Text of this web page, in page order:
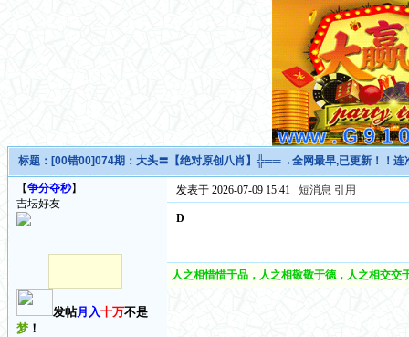
标题： [00错00]074期：大头〓【绝对原创八肖】╬══→全网最早,已更新！！连
【争分夺秒】
吉坛好友
发帖月入十万不是
梦！
发表于 2026-07-09 15:41 短消息 引用
D
人之相惜惜于品，人之相敬敬于德，人之相交